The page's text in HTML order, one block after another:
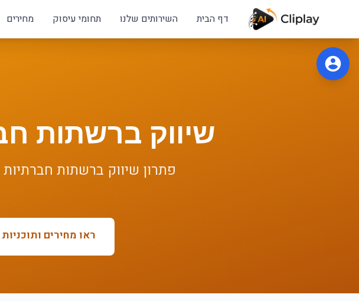
דף הבית
השירותים שלנו תחומי עיסוק מחירים
שיווק ברשתות
פתרון שיווק ברשתות חברתיות
ראו מחירים ותוכניות